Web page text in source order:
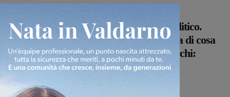
Ex Impero, è scontro politico.
Grasso: “Chiassai non sa di cosa
parla”. Prima Montevarchi:
“Grasso si dimetta”
Glenda Venturini 1 Marzo 2019